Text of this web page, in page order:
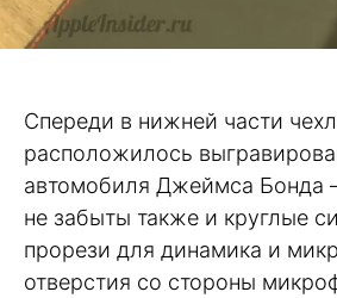
Спереди в нижней части
расположилось
автомобиля Джеймса Бонда
не забыты также и круглые
прорези для динамика и
отверстия со стороны